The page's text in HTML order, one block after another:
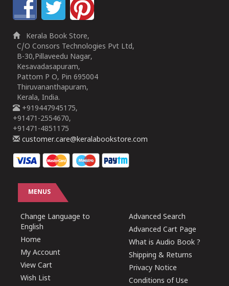
Kerala Book Store,
C/O Consors Technologies Pvt Ltd,
B-30,Pillaveedu Nagar,
Kesavadasapuram,
Pattom P O, Pin 695004
Thiruvananthapuram,
Kerala, India.
+919447945175,
+91471-2554670,
+91471-4851175
customer.care@keralabookstore.com
MENUS
Change Language to
English
Home
My Account
View Cart
Wish List
Advanced Search
Advanced Cart Page
What is Audio Book ?
Shipping & Returns
Privacy Notice
Conditions of Use